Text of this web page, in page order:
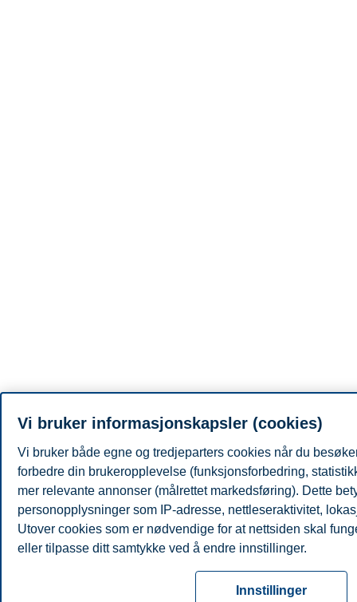
Vi bruker informasjonskapsler (cookies)
Vi bruker både egne og tredjeparters cookies når du
forbedre din brukeropplevelse (funksjonsforbedring,
mer relevante annonser (målrettet markedsføring). Dette
personopplysninger som IP-adresse, nettleseraktivitet,
Utover cookies som er nødvendige for at nettsiden skal
eller tilpasse ditt samtykke ved å endre innstillinger.
Les mer om våre informasjonskapsler, hvilke opplysninger
Innstillinger